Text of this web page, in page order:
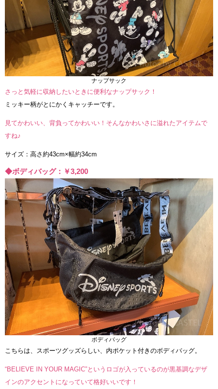
ナップサック
さっと気軽に収納したいときに便利なナップサック！
ミッキー柄がとにかくキャッチーです。
見てかわいい、背負ってかわいい！そんなかわいさに溢れたアイテムで
すね♪
サイズ：高さ約43cm×幅約34cm
◆ボディバッグ：￥3,200
ボディバッグ
こちらは、スポーツグッズらしい、内ポケット付きのボディバッグ。
“BELIEVE IN YOUR MAGIC”というロゴが入っているのが黒基調なデザ
インのアクセントになっていて格好いいです！